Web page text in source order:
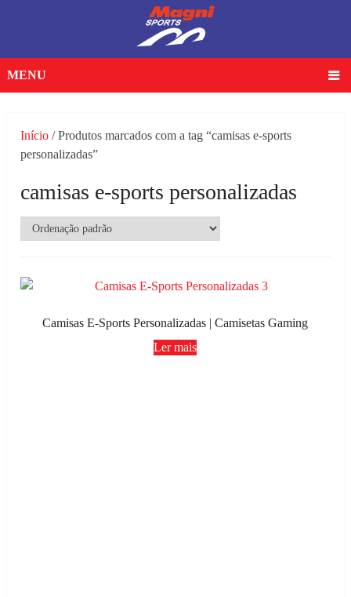
MENU
Início / Produtos marcados com a tag “camisas e-sports
personalizadas”
camisas e-sports personalizadas
Camisas E-Sports Personalizadas | Camisetas Gaming
Ler mais